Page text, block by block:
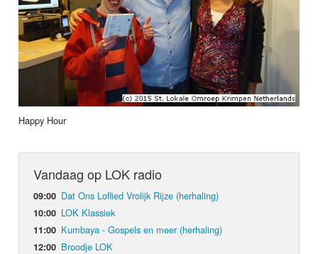
Happy Hour
Vandaag op LOK radio
09:00 Dat Ons Loflied Vrolijk Rijze (herhaling)
10:00 LOK Klassiek
11:00 Kumbaya - Gospels en meer (herhaling)
12:00 Broodje LOK